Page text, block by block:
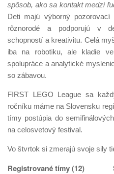
spôsob, ako sa kontakt medzi
Deti majú výborný
rôznorodé a podporujú v
schopností a kreativitu. Celá
iba na robotiku, ale kladie
spolupráce a analytické
so zábavou.
FIRST LEGO League sa
ročníku máme na Slovensku
tímy postúpia do
na celosvetový festival.
Vo štvrtok si zmerajú svoje sily
Registrované tímy (12)